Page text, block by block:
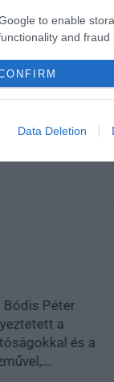
to enable
and
Data Deletion
Bódis Péter
a
és a